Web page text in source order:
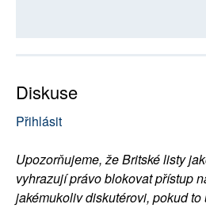
Diskuse
Přihlásit
Upozorňujeme, že Britské listy
vyhrazují právo blokovat přístup
jakémukoliv diskutérovi, pokud